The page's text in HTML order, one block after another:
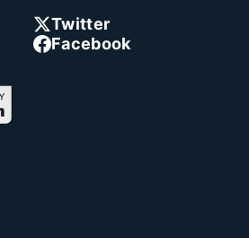
Twitter
Facebook